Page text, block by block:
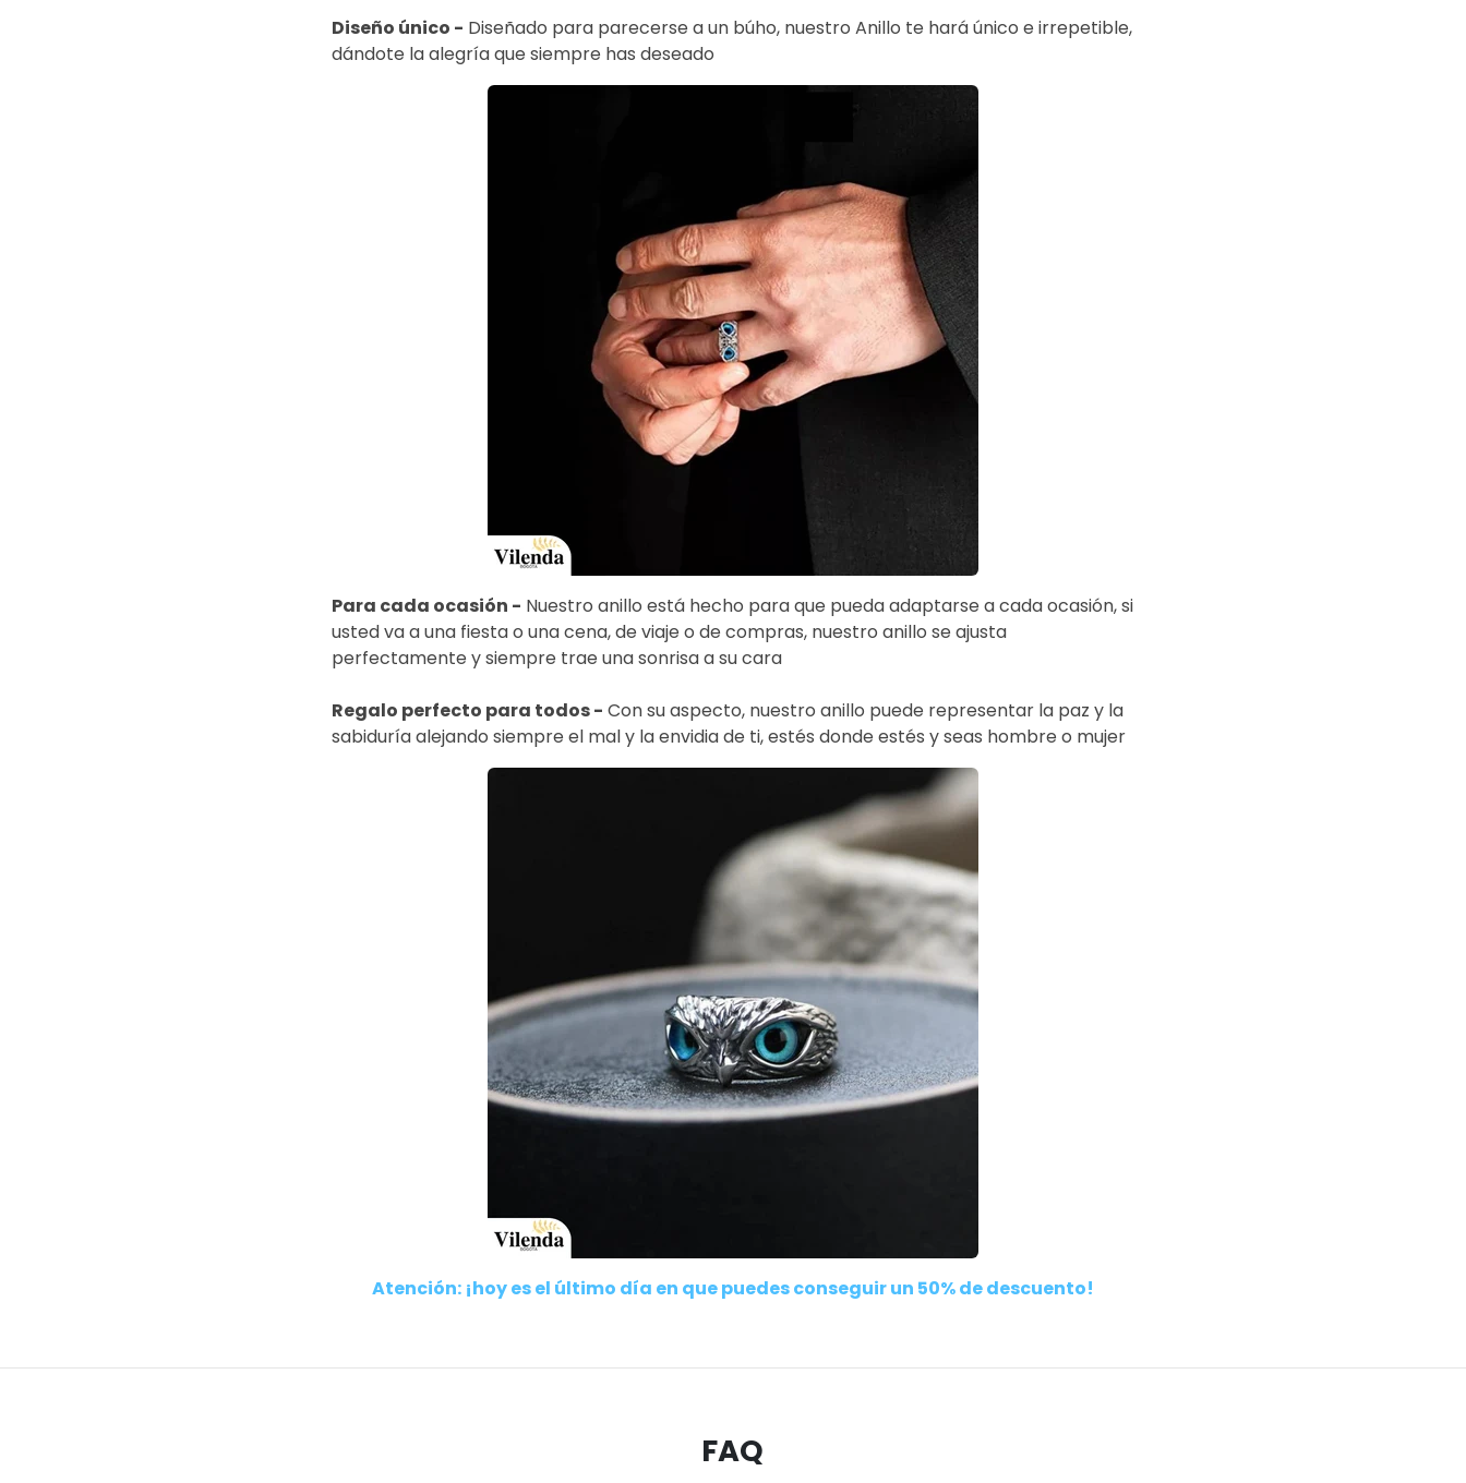
Diseño único - Diseñado para parecerse a un búho, nuestro Anillo te hará único e irrepetible,
dándote la alegría que siempre has deseado
Para cada ocasión - Nuestro anillo está hecho para que pueda adaptarse a cada ocasión, si
usted va a una fiesta o una cena, de viaje o de compras, nuestro anillo se ajusta
perfectamente y siempre trae una sonrisa a su cara
Regalo perfecto para todos - Con su aspecto, nuestro anillo puede representar la paz y la
sabiduría alejando siempre el mal y la envidia de ti, estés donde estés y seas hombre o mujer
Atención: ¡hoy es el último día en que puedes conseguir un 50% de descuento!
FAQ